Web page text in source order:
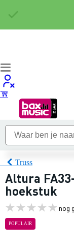
Truss
Altura
hoekstuk
nog
POPULAIR